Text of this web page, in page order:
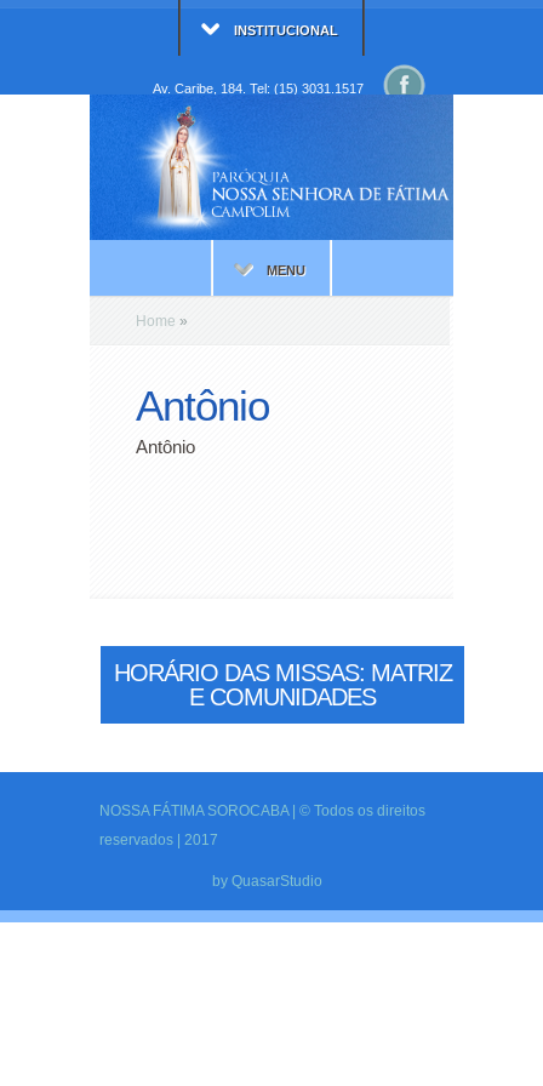
INSTITUCIONAL
Av. Caribe, 184. Tel: (15) 3031.1517
MENU
Home »
Antônio
Antônio
HORÁRIO DAS MISSAS: MATRIZ
E COMUNIDADES
NOSSA FÁTIMA SOROCABA | © Todos os direitos
reservados | 2017
by QuasarStudio